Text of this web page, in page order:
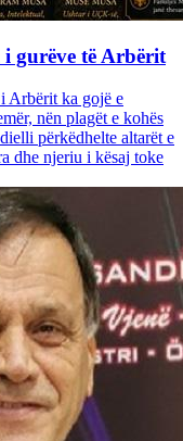
gurëve të Arbërit
Arbërit ka gojë e
nën plagët e kohës
përkëdhelte altarët e
dhe njeriu i kësaj toke